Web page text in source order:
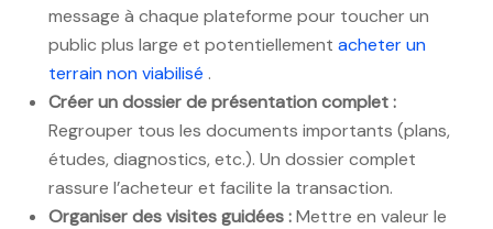
message à chaque plateforme pour toucher un
public plus large et potentiellement acheter un
terrain non viabilisé .
Créer un dossier de présentation complet :
Regrouper tous les documents importants (plans,
études, diagnostics, etc.). Un dossier complet
rassure l’acheteur et facilite la transaction.
Organiser des visites guidées :Mettre en valeur le